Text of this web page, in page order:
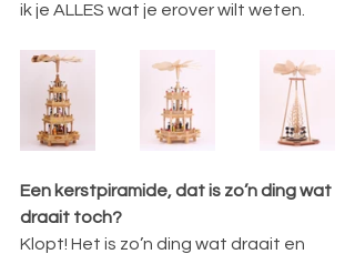
ik je ALLES wat je erover wilt weten.
Een kerstpiramide, dat is zo’n ding wat
draait toch?
Klopt! Het is zo’n ding wat draait en